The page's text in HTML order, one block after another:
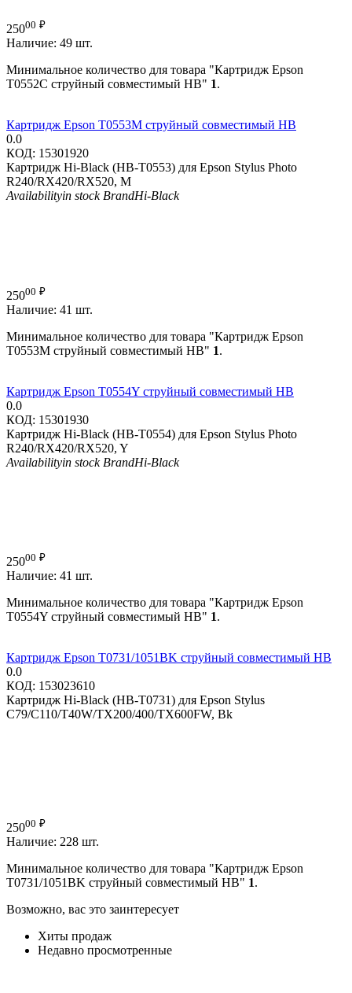
25000 ₽
Наличие: 49 шт.
Минимальное количество для товара "Картридж Epson
T0552C струйный совместимый HB" 1.
Картридж Epson T0553M струйный совместимый HB
0.0
КОД: 15301920
Картридж Hi-Black (HB-T0553) для Epson Stylus Photo
R240/RX420/RX520, M
Availabilityin stock BrandHi-Black
25000 ₽
Наличие: 41 шт.
Минимальное количество для товара "Картридж Epson
T0553M струйный совместимый HB" 1.
Картридж Epson T0554Y струйный совместимый HB
0.0
КОД: 15301930
Картридж Hi-Black (HB-T0554) для Epson Stylus Photo
R240/RX420/RX520, Y
Availabilityin stock BrandHi-Black
25000 ₽
Наличие: 41 шт.
Минимальное количество для товара "Картридж Epson
T0554Y струйный совместимый HB" 1.
Картридж Epson T0731/1051BK струйный совместимый HB
0.0
КОД: 153023610
Картридж Hi-Black (HB-T0731) для Epson Stylus
C79/C110/T40W/TX200/400/TX600FW, Bk
25000 ₽
Наличие: 228 шт.
Минимальное количество для товара "Картридж Epson
T0731/1051BK струйный совместимый HB" 1.
Возможно, вас это заинтересует
Хиты продаж
Недавно просмотренные